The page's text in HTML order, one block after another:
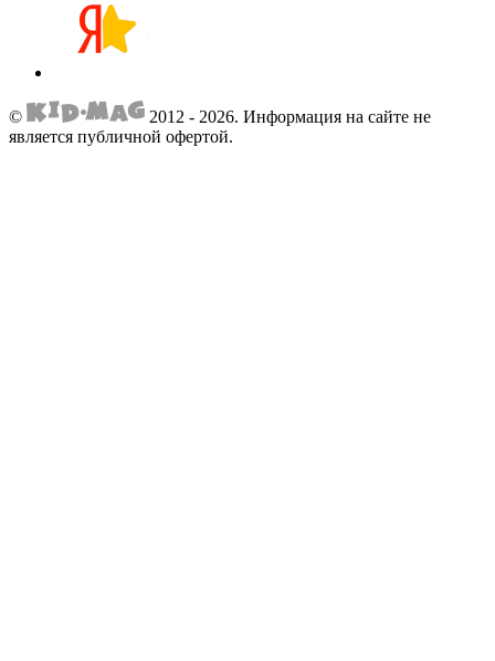
© 2012 - 2026. Информация на сайте не
является публичной офертой.